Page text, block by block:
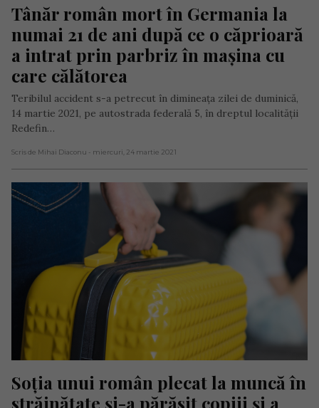
Tânăr român mort în Germania la
numai 21 de ani după ce o căprioară
a intrat prin parbriz în mașina cu
care călătorea
Teribilul accident s-a petrecut în dimineața zilei de duminică,
14 martie 2021, pe autostrada federală 5, în dreptul localității
Redefin…
Scris de Mihai Diaconu - miercuri, 24 martie 2021
Soția unui român plecat la muncă în
străinătate și-a părăsit copiii și a